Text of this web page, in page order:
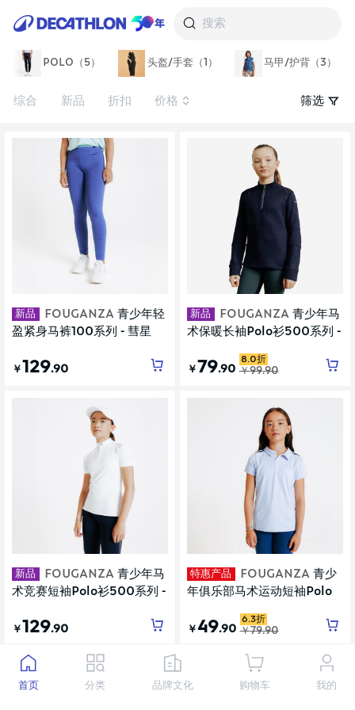
搜索
POLO（5） 头盔/手套（1） 马甲/护背（3）
综合 新品 折扣 价格 筛选
新品 FOUGANZA青少年轻
盈紧身马裤100系列 - 彗星
￥129.90
新品 FOUGANZA青少年马
术保暖长袖Polo衫500系列 -
￥79.90
8.0折
￥99.90
新品 FOUGANZA青少年马
术竞赛短袖Polo衫500系列 -
￥129.90
特惠产品 FOUGANZA青少
年俱乐部马术运动短袖Polo
￥49.90
6.3折
￥79.90
首页 分类 品牌文化 购物车 我的